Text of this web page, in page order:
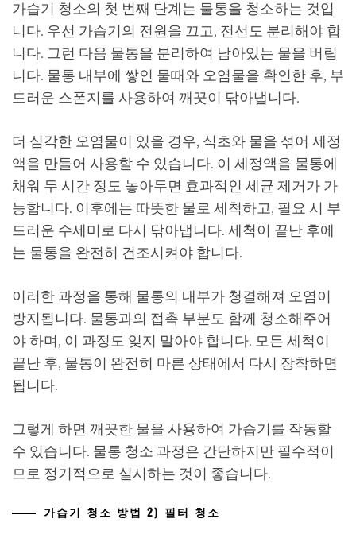
가습기 청소의 첫 번째 단계는 물통을 청소하는 것입
니다. 우선 가습기의 전원을 끄고, 전선도 분리해야 합
니다. 그런 다음 물통을 분리하여 남아있는 물을 버립
니다. 물통 내부에 쌓인 물때와 오염물을 확인한 후, 부
드러운 스폰지를 사용하여 깨끗이 닦아냅니다.
더 심각한 오염물이 있을 경우, 식초와 물을 섞어 세정
액을 만들어 사용할 수 있습니다. 이 세정액을 물통에
채워 두 시간 정도 놓아두면 효과적인 세균 제거가 가
능합니다. 이후에는 따뜻한 물로 세척하고, 필요 시 부
드러운 수세미로 다시 닦아냅니다. 세척이 끝난 후에
는 물통을 완전히 건조시켜야 합니다.
이러한 과정을 통해 물통의 내부가 청결해져 오염이
방지됩니다. 물통과의 접촉 부분도 함께 청소해주어
야 하며, 이 과정도 잊지 말아야 합니다. 모든 세척이
끝난 후, 물통이 완전히 마른 상태에서 다시 장착하면
됩니다.
그렇게 하면 깨끗한 물을 사용하여 가습기를 작동할
수 있습니다. 물통 청소 과정은 간단하지만 필수적이
므로 정기적으로 실시하는 것이 좋습니다.
가습기 청소 방법 2) 필터 청소